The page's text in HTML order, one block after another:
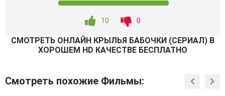
10 0
СМОТРEТЬ ОНЛАЙН КРЫЛЬЯ БАБОЧКИ (СЕРИАЛ) В
ХОРОШЕМ HD КАЧЕСТВЕ БЕСПЛАТНО
Смотреть похожие Фильмы: